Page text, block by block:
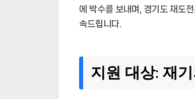
에 박수를 보내며, 경기도 재도
속드립니다.
지원 대상: 재